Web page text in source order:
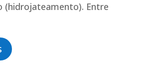
(hidrojateamento). Entre